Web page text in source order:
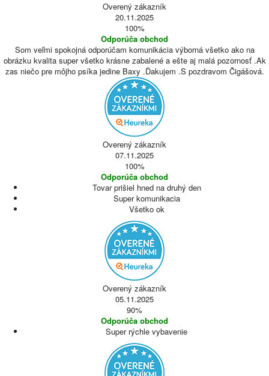
Overený zákazník
20.11.2025
100%
Odporúča obchod
Som veľmi spokojná odporúčam komunikácia výborná všetko ako na
obrázku kvalita super všetko krásne zabalené a ešte aj malá pozornosť .Ak
zas niečo pre môjho psíka jedine Baxy .Ďakujem .S pozdravom Čigášová.
Overený zákazník
07.11.2025
100%
Odporúča obchod
Tovar prišiel hned na druhý den
Super komunikacia
Všetko ok
Overený zákazník
05.11.2025
90%
Odporúča obchod
Super rýchle vybavenie